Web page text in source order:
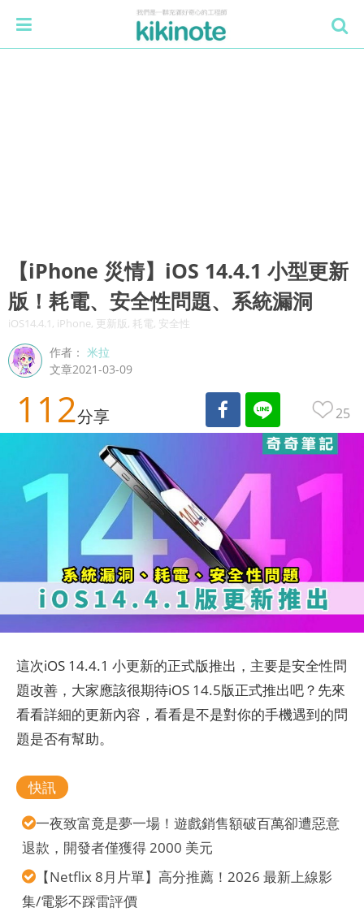
【iPhone 災情】iOS 14.4.1 小型更新
版！耗電、安全性問題、系統漏洞
iOS14.4.1, iPhone, 更新版, 耗電, 安全性
作者：米拉
文章2021-03-09
112分享 25
這次iOS 14.4.1 小更新的正式版推出，主要是安全性問
題改善，大家應該很期待iOS 14.5版正式推出吧？先來
看看詳細的更新內容，看看是不是對你的手機遇到的問
題是否有幫助。
快訊
一夜致富竟是夢一場！遊戲銷售額破百萬卻遭惡意
退款，開發者僅獲得 2000 美元
【Netflix 8月片單】高分推薦！2026 最新上線影
集/電影不踩雷評價